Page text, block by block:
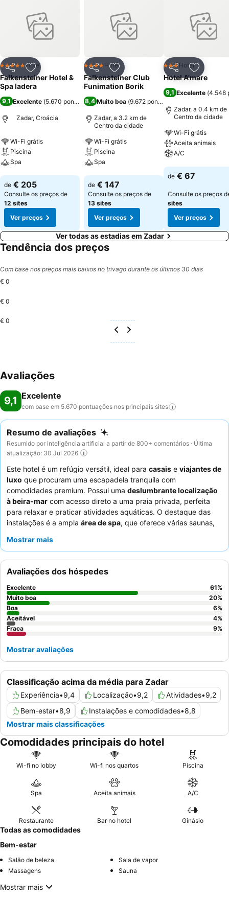
PartilharAdicionar aos favoritos
5 EstrelasHotel
Falkensteiner Hotel &
Spa Iadera
9,1 Excelente (5.670 pontuações)
Zadar, Croácia
Wi-Fi grátis
Piscina
Spa
Ver preços
de € 205
Consulte os preços de
12 sites
Ver preços
PartilharAdicionar aos favoritos
4 EstrelasHotel
Falkensteiner Club
Funimation Borik
8,4 Muito boa (9.672 pontuações
Zadar, a 3.2 km de
Centro da cidade
Wi-Fi grátis
Piscina
Spa
Ver preços
de € 147
Consulte os preços de
13 sites
Ver preços
Partilhar
3 Estrelas
Hotel
Hotel A'mare
9,1 Excelente (4.548
Zadar, a 0.4 km de
Centro da cidade
Wi-Fi grátis
Aceita animais
A/C
Ver preços
de € 67
Consulte os preços
sites
Ver preços
Ver todas as estadias em Zadar
Tendência dos preços
Com base nos preços mais baixos no trivago durante os últimos 30 dias
€ 0
€ 0
€ 0
Avaliações
9,1 Excelente
com base em 5.670 pontuações nos principais sites
Resumo de avaliações
Resumido por inteligência artificial a partir de 800+ comentários · Última
atualização: 30 Jul 2026
Este hotel é um refúgio versátil, ideal para casais e viajantes de
luxo que procuram uma escapadela tranquila com
comodidades premium. Possui uma deslumbrante localização
à beira-mar com acesso direto a uma praia privada, perfeita
para relaxar e praticar atividades aquáticas. O destaque das
instalações é a ampla área de spa, que oferece várias saunas,
hóspedes elogiam consistentemente os
almoço
, que inclui fruta fresca e omeletes feitas na hora. Para
uma experiência melhorada, considere reservar um quarto num
andar superior para vistas deslumbrantes.
Mostrar mais
Classificação acima da média para Zadar
Experiência•9,4 Localização•9,2 Atividades•9,2
Bem-estar•8,9 Instalações e comodidades•8,8
Mostrar mais classificações
Avaliações dos hóspedes
Excelente 61%
Muito boa
20%
Boa
6%
Aceitável
4%
Fraca
9%
Mostrar avaliações
Comodidades principais do hotel
Wi-fi no lobby Wi-fi nos quartos Piscina
Spa Aceita animais A/C
Restaurante Bar no hotel Ginásio
Todas as comodidades
Bem-estar
Salão de beleza
Sala de vapor
Massagens
Sauna
Mostrar mais